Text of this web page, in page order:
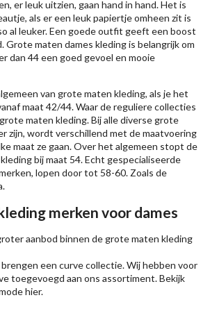
er leuk uitzien, gaan hand in hand. Het is
als er een leuk papiertje omheen zit is
al leuker. Een goede outfit geeft een boost
Grote maten dames kleding is belangrijk om
dan 44 een goed gevoel en mooie
van grote maten kleding, als je het
maat 42/44. Waar de reguliere collecties
maten kleding. Bij alle diverse grote
zijn, wordt verschillend met de maatvoering
maat ze gaan. Over het algemeen stopt de
bij maat 54. Echt gespecialiseerde
lopen door tot 58-60. Zoals de
merken voor dames
aanbod binnen de grote maten kleding
een curve collectie. Wij hebben voor
toegevoegd aan ons assortiment. Bekijk
hier.